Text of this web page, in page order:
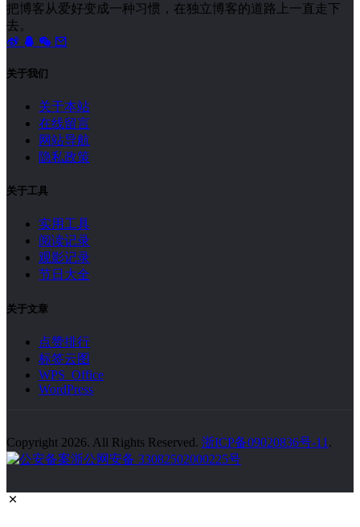
把博客从爱好变成一种习惯，在独立博客的道路上一直走下
去。
关于我们
关于本站
在线留言
网站导航
隐私政策
关于工具
实用工具
阅读记录
观影记录
节日大全
关于文章
点赞排行
标签云图
WPS Office
WordPress
Copyright 2026. All Rights Reserved. 浙ICP备09020836号-11 .
浙公网安备 33082502000225号